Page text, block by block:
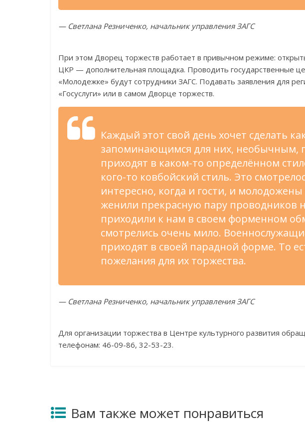
— Светлана Резниченко, начальник управления ЗАГС
При этом Дворец торжеств работает в привычном режиме:
ЦКР — дополнительная площадка. Проводить государственные
«Молодежке» будут сотрудники ЗАГС. Подавать заявления для
«Госуслуги» или в самом Дворце торжеств.
Каждый этот свой день хочет сделать
запоминающимся для них, необычным,
приходят в каком-то определённом
кого-то ковбойский стиль. Это
интересно, когда и гости, и
женили прекрасную пару проводников
приходили к нам в своем форменном
смотрелись очень мило.
приходят в своей парадной форме. То
пожелания для их торжества.
— Светлана Резниченко, начальник управления ЗАГС
Для организации торжества в Центре культурного развития
телефонам: 46-09-86, 32-53-23.
Вам также может понравиться